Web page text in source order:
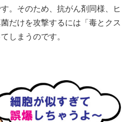
。そのため、抗がん剤同様、ヒ
だけを攻撃するには「毒とクス
しまうのです。